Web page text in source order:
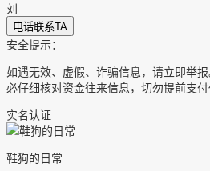
刘
电话联系TA
安全提示：
如遇无效、虚假、诈骗信息，请立即举
必仔细核对资金往来信息，切勿提前支
实名认证
鞋狗的日常